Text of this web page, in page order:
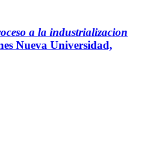
a la industrializacion
Nueva Universidad,